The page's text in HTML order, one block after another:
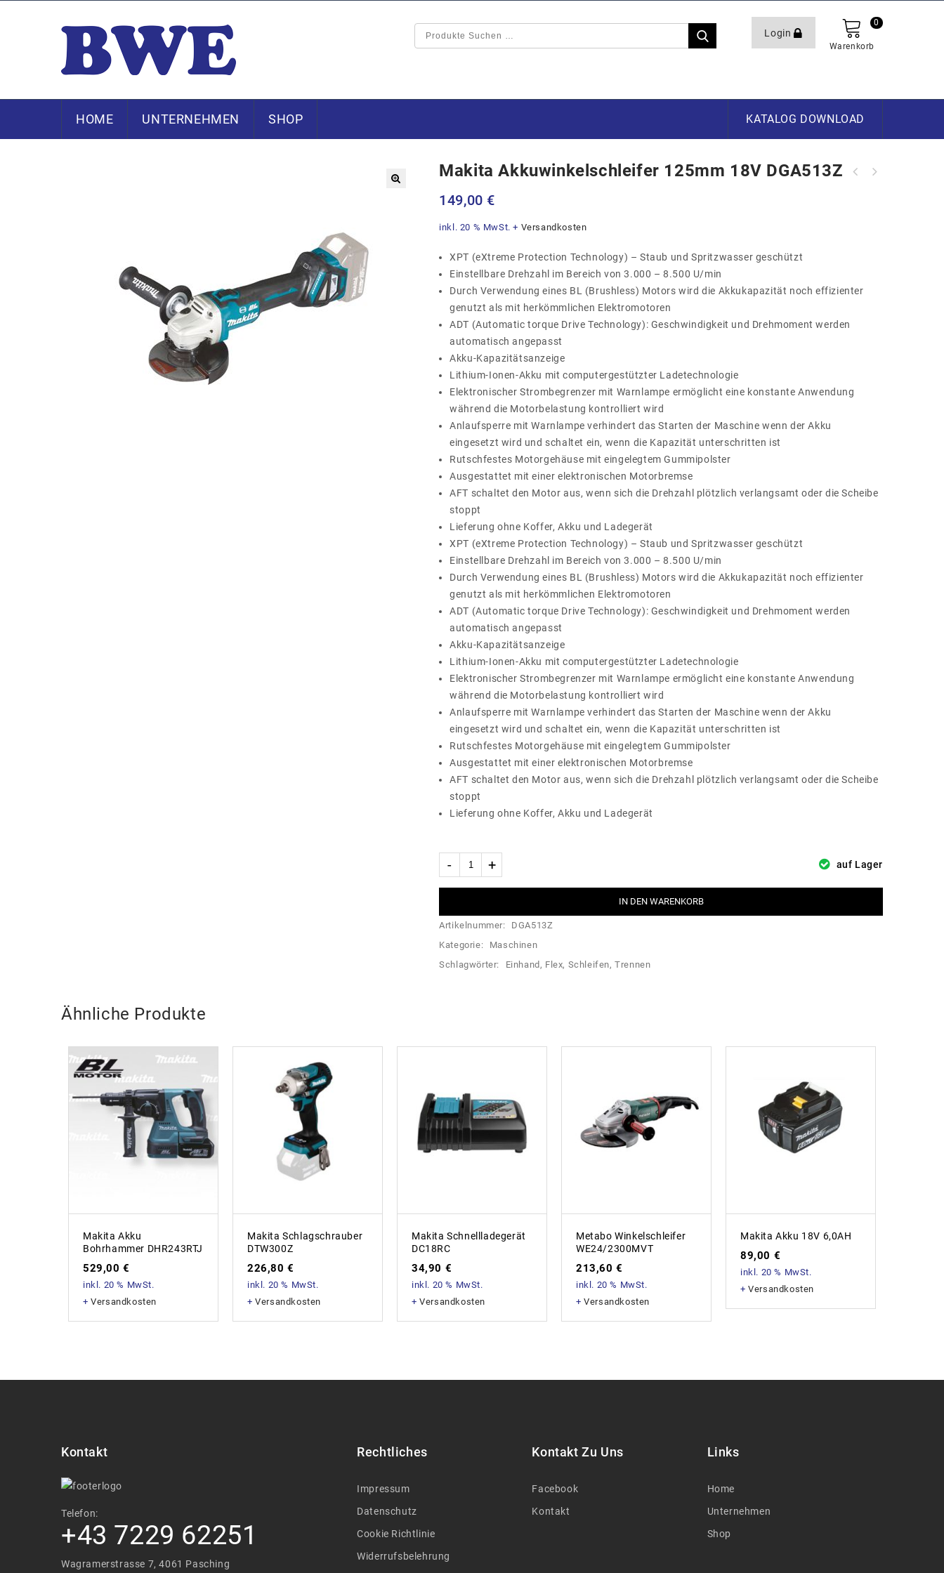
Login
Warenkorb
0
HOME UNTERNEHMEN SHOP KATALOG DOWNLOAD
Makita Akkuwinkelschleifer 125mm 18V DGA513Z
149,00 €
inkl. 20 % MwSt. + Versandkosten
XPT (eXtreme Protection Technology) – Staub und Spritzwasser geschützt
Einstellbare Drehzahl im Bereich von 3.000 – 8.500 U/min
Durch Verwendung eines BL (Brushless) Motors wird die Akkukapazität noch effizienter
genutzt als mit herkömmlichen Elektromotoren
ADT (Automatic torque Drive Technology): Geschwindigkeit und Drehmoment werden
automatisch angepasst
Akku-Kapazitätsanzeige
Lithium-Ionen-Akku mit computergestützter Ladetechnologie
Elektronischer Strombegrenzer mit Warnlampe ermöglicht eine konstante Anwendung
während die Motorbelastung kontrolliert wird
Anlaufsperre mit Warnlampe verhindert das Starten der Maschine wenn der Akku
eingesetzt wird und schaltet ein, wenn die Kapazität unterschritten ist
Rutschfestes Motorgehäuse mit eingelegtem Gummipolster
Ausgestattet mit einer elektronischen Motorbremse
AFT schaltet den Motor aus, wenn sich die Drehzahl plötzlich verlangsamt oder die Scheibe
stoppt
Lieferung ohne Koffer, Akku und Ladegerät
XPT (eXtreme Protection Technology) – Staub und Spritzwasser geschützt
Einstellbare Drehzahl im Bereich von 3.000 – 8.500 U/min
Durch Verwendung eines BL (Brushless) Motors wird die Akkukapazität noch effizienter
genutzt als mit herkömmlichen Elektromotoren
ADT (Automatic torque Drive Technology): Geschwindigkeit und Drehmoment werden
automatisch angepasst
Akku-Kapazitätsanzeige
Lithium-Ionen-Akku mit computergestützter Ladetechnologie
Elektronischer Strombegrenzer mit Warnlampe ermöglicht eine konstante Anwendung
während die Motorbelastung kontrolliert wird
Anlaufsperre mit Warnlampe verhindert das Starten der Maschine wenn der Akku
eingesetzt wird und schaltet ein, wenn die Kapazität unterschritten ist
Rutschfestes Motorgehäuse mit eingelegtem Gummipolster
Ausgestattet mit einer elektronischen Motorbremse
AFT schaltet den Motor aus, wenn sich die Drehzahl plötzlich verlangsamt oder die Scheibe
stoppt
Lieferung ohne Koffer, Akku und Ladegerät
auf Lager
IN DEN WARENKORB
Artikelnummer:
DGA513Z
Kategorie:
Maschinen
Schlagwörter:
Einhand, Flex, Schleifen,Trennen
Ähnliche Produkte
Makita Akku
Bohrhammer DHR243RTJ
529,00€
inkl. 20 % MwSt.
+Versandkosten
Makita Schlagschrauber
DTW300Z
226,80€
inkl. 20 % MwSt.
+Versandkosten
Makita Schnellladegerät
DC18RC
34,90 €
inkl. 20 % MwSt.
+Versandkosten
Metabo Winkelschleifer
WE24/2300MVT
213,60€
inkl. 20 % MwSt.
+Versandkosten
Makita Akku 18V 6,0AH
89,00 €
inkl. 20 % MwSt.
+Versandkosten
Kontakt
Telefon:
+43 7229 62251
Wagramerstrasse 7, 4061 Pasching
Rechtliches
Impressum
Datenschutz
Cookie Richtlinie
Widerrufsbelehrung
Kontakt Zu Uns
Facebook
Kontakt
Links
Home
Unternehmen
Shop